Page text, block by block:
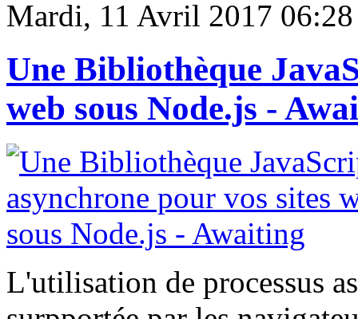
Mardi, 11 Avril 2017 06:28
Une Bibliothèque
web sous Node.js -
L'utilisation de processus